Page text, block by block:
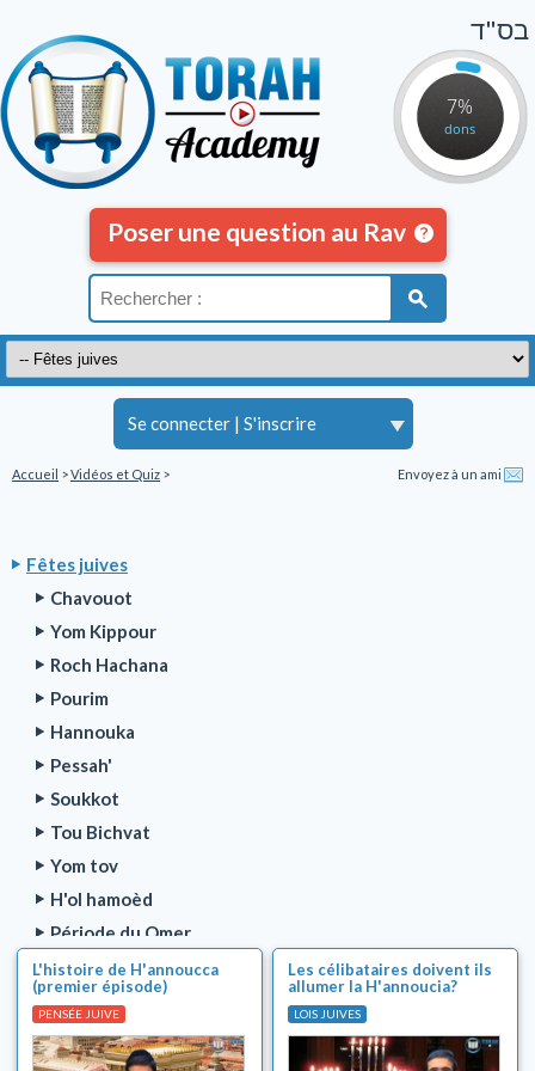
7%
dons
Se connecter | S'inscrire
בס"ד
Poser une question au Rav
Accueil >Vidéos et Quiz > Envoyez à un ami
Fêtes juives
Chavouot
Yom Kippour
Roch Hachana
Pourim
Hannouka
Pessah'
Soukkot
Tou Bichvat
Yom tov
H'ol hamoèd
Période du Omer
Lag baomèr
Ben Hametsarim (3 semaines de deuil)
Tou Béav (le 15 Av)
Série Parnassa TOVA
L'histoire de H'annoucca
(premier épisode)
PENSÉE JUIVE
Les célibataires doivent ils
allumer la H'annoucia?
LOIS JUIVES